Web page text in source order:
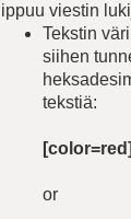
viestin
Tekstin
siihen
tekstiä:
[color=red]
or